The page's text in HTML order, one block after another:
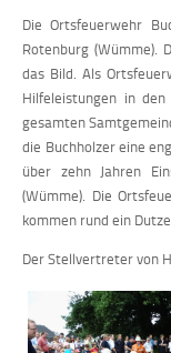
Die Ortsfeuerwehr
Rotenburg (Wümme).
das Bild. Als
Hilfeleistungen in
gesamten
die Buchholzer eine
über zehn Jahren
(Wümme). Die
kommen rund ein
Der Stellvertreter von